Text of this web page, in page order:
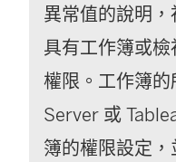
異常值的說明
具有工作簿或檢
權限。工作簿的
Server 或
簿的權限設定